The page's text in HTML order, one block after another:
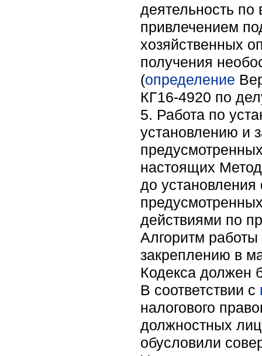
деятельность
привлечением
хозяйственных
получения
(определение
КГ16-4920 по
5. Работа по
установлению и
настоящих
до
действиями по
Алгоритм
закреплению в
Кодекса должен
В соответствии с
налогового
должностных лиц
обусловили